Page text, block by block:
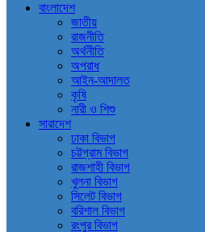
বাংলাদেশ
জাতীয়
রাজনীতি
অর্থনীতি
অপরাধ
আইন-আদালত
কৃষি
নারী ও শিশু
সারাদেশ
ঢাকা বিভাগ
চট্টগ্রাম বিভাগ
রাজশাহী বিভাগ
খুলনা বিভাগ
সিলেট বিভাগ
বরিশাল বিভাগ
রংপুর বিভাগ